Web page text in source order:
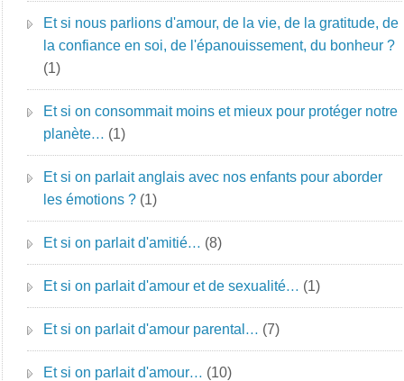
Et si nous parlions d'amour, de la vie, de la gratitude, de
la confiance en soi, de l'épanouissement, du bonheur ?
(1)
Et si on consommait moins et mieux pour protéger notre
planète… (1)
Et si on parlait anglais avec nos enfants pour aborder
les émotions ? (1)
Et si on parlait d'amitié… (8)
Et si on parlait d'amour et de sexualité… (1)
Et si on parlait d'amour parental… (7)
Et si on parlait d'amour… (10)